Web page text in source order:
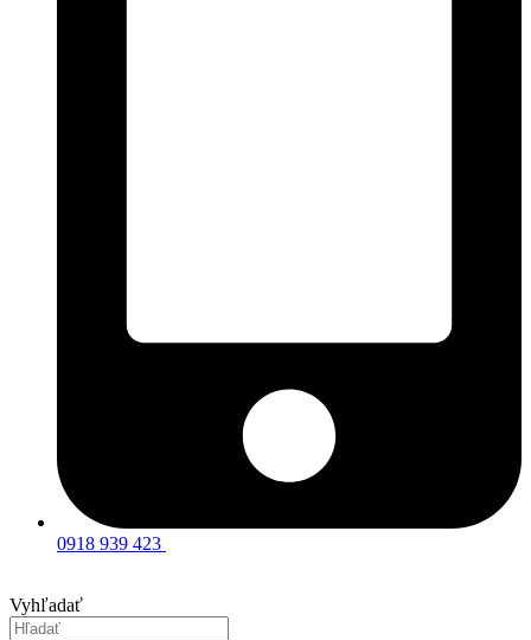
0918 939 423
Vyhľadať